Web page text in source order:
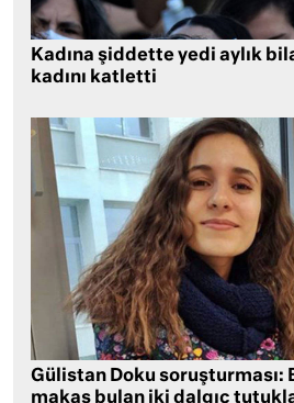
Kadına şiddette yedi aylık
kadını katletti
Gülistan Doku soruşturması:
makas bulan iki dalgıç